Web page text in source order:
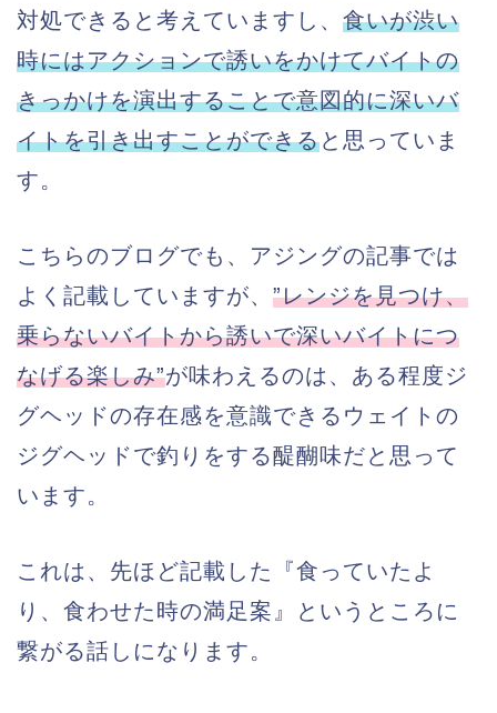
対処できると考えていますし、 食いが渋い
時にはアクションで誘いをかけてバイトの
きっかけを演出することで意図的に深いバ
イトを引き出すことができると思っていま
す。
こちらのブログでも、アジングの記事では
よく記載していますが、 ”レンジを見つけ、
乗らないバイトから誘いで深いバイトにつ
なげる楽しみ”が味わえるのは、ある程度ジ
グヘッドの存在感を意識できるウェイトの
ジグヘッドで釣りをする醍醐味だと思って
います。
これは、先ほど記載した『食っていたよ
り、食わせた時の満足案』というところに
繋がる話しになります。